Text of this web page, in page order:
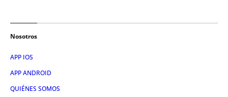
Nosotros
APP IOS
APP ANDROID
QUIÉNES SOMOS